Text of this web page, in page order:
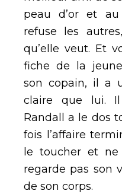
peau d’or et au
refuse les
qu’elle veut. Et
fiche de la
son copain, il a
claire que lui.
Randall a le dos
fois l’affaire
le toucher et ne
regarde pas son
de son corps.